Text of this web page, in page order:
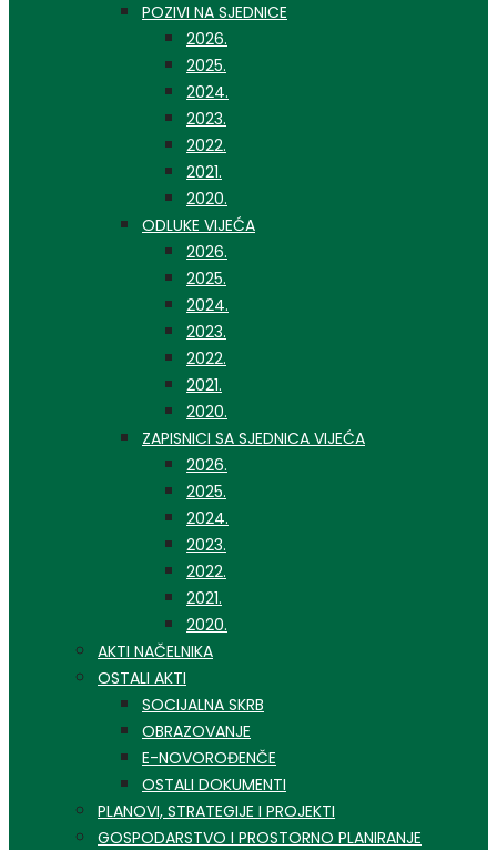
POZIVI NA SJEDNICE
2026.
2025.
2024.
2023.
2022.
2021.
2020.
ODLUKE VIJEĆA
2026.
2025.
2024.
2023.
2022.
2021.
2020.
ZAPISNICI SA SJEDNICA VIJEĆA
2026.
2025.
2024.
2023.
2022.
2021.
2020.
AKTI NAČELNIKA
OSTALI AKTI
SOCIJALNA SKRB
OBRAZOVANJE
E-NOVOROĐENČE
OSTALI DOKUMENTI
PLANOVI, STRATEGIJE I PROJEKTI
GOSPODARSTVO I PROSTORNO PLANIRANJE